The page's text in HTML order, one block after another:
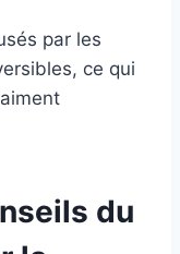
par les
ce qui
du